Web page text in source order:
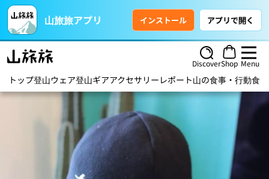
山旅旅アプリ インストール アプリで開く
DiscoverShop Menu
トップ登山ウェア登山ギアアクセサリー レポート山の食事・行動食